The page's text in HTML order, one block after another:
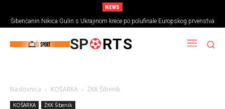
NEWS
Šibenčanin Nikica Gulin s Ukrajinom kreće po polufinale Europskog prvenstva
SP RTS
Naslovnica KOŠARKA ŽKK Šibenik
KOŠARKA ŽKK Šibenik